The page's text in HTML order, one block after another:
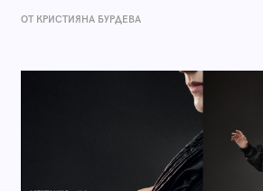
ОТ КРИСТИЯНА БУРДЕВА